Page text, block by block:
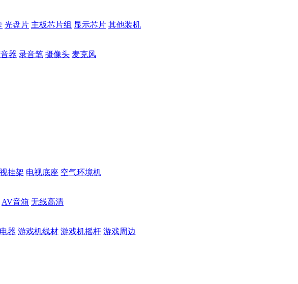
光盘片 主板芯片组 显示芯片 其他装机
器 录音笔 摄像头 麦克风
挂架 电视底座 空气环境机
AV音箱 无线高清
器 游戏机线材 游戏机摇杆 游戏周边